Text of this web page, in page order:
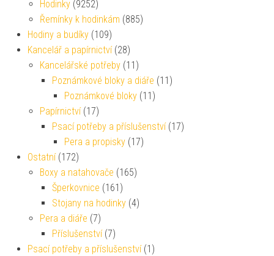
Hodinky (9252)
Řemínky k hodinkám (885)
Hodiny a budíky (109)
Kancelář a papírnictví (28)
Kancelářské potřeby (11)
Poznámkové bloky a diáře (11)
Poznámkové bloky (11)
Papírnictví (17)
Psací potřeby a příslušenství (17)
Pera a propisky (17)
Ostatní (172)
Boxy a natahovače (165)
Šperkovnice (161)
Stojany na hodinky (4)
Pera a diáře (7)
Příslušenství (7)
Psací potřeby a příslušenství (1)